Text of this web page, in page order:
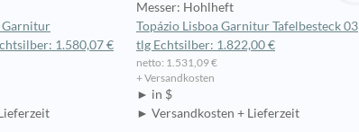
Garnitur
1.580,07 €
Messer: Hohlheft
Topázio Lisboa Garnitur Tafelbesteck 03
tlg Echtsilber: 1.822,00 €
netto: 1.531,09 €
+ Versandkosten
► in $
► Versandkosten + Lieferzeit